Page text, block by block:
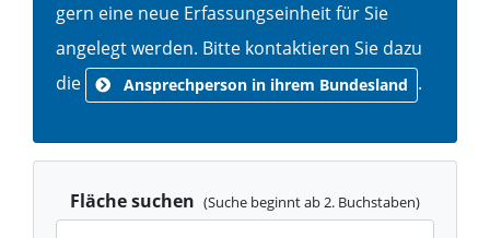
gern eine neue Erfassungseinheit für Sie
angelegt werden. Bitte kontaktieren Sie dazu
die
Ansprechperson in ihrem Bundesland .
Fläche suchen (Suche beginnt ab 2. Buchstaben)